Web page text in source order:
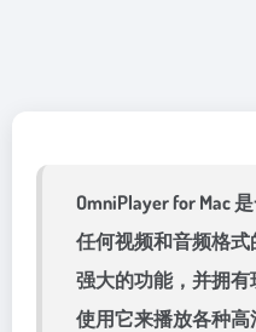
OmniPlayer for Mac
任何视频和音频格
强大的功能，并拥
使用它来播放各种高